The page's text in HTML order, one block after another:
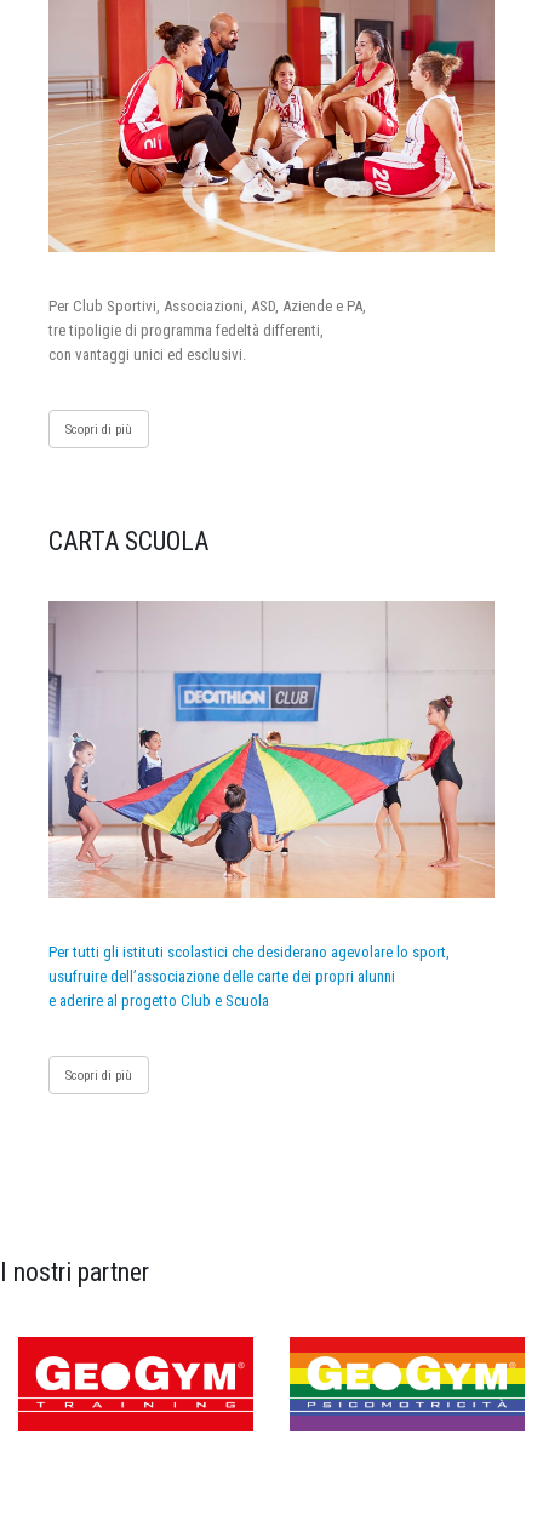
Per Club Sportivi, Associazioni, ASD, Aziende e PA,
tre tipoligie di programma fedeltà differenti,
con vantaggi unici ed esclusivi.
Scopri di più
CARTA SCUOLA
Per tutti gli istituti scolastici che desiderano agevolare lo sport,
usufruire dell’associazione delle carte dei propri alunni
e aderire al progetto Club e Scuola
Scopri di più
I nostri partner